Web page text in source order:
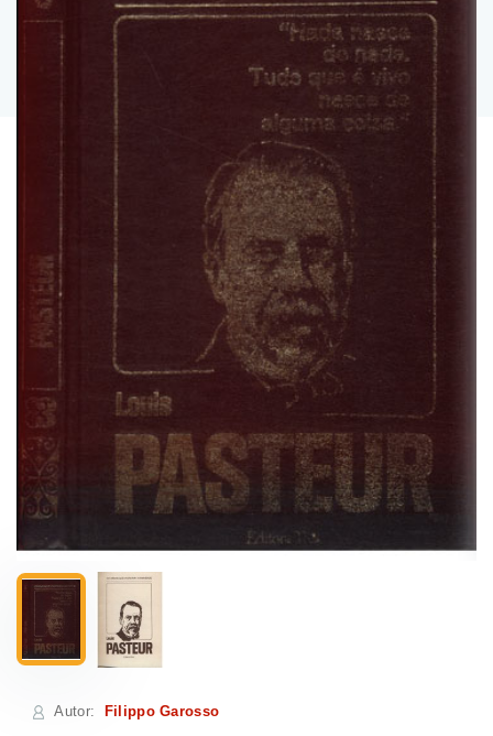
Autor: Filippo Garosso